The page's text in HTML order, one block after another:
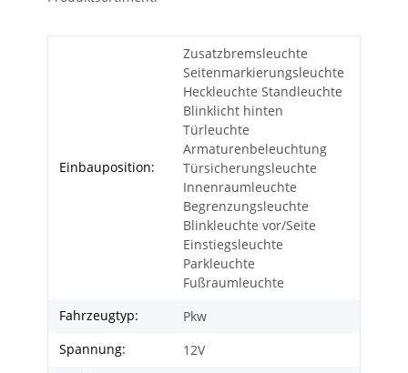
Einbauposition:
Zusatzbremsleuchte
Seitenmarkierungsleuchte
Heckleuchte Standleuchte
Blinklicht hinten
Türleuchte
Armaturenbeleuchtung
Türsicherungsleuchte
Innenraumleuchte
Begrenzungsleuchte
Blinkleuchte vor/Seite
Einstiegsleuchte
Parkleuchte
Fußraumleuchte
Fahrzeugtyp:
Pkw
Spannung:
12V